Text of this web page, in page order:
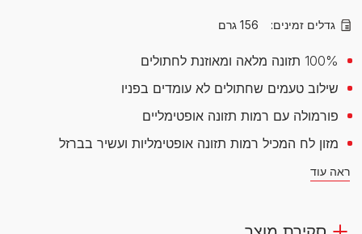
גדלים זמינים: 156 גרם
100% תזונה מלאה ומאוזנת לחתולים
שילוב טעמים שחתולים לא עומדים בפניו
פורמולה עם רמות תזונה אופטימליים
מזון לח המכיל רמות תזונה אופטימליות ועשיר בברזל
ראה עוד